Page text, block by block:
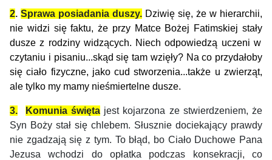
2. Sprawa posiadania duszy. Dziwię się, że w hierarchii,
nie widzi się faktu, że ​​przy Matce Bożej Fatimskiej stały
dusze z rodziny widzących. Niech odpowiedzą uczeni w
czytaniu i pisaniu...skąd się tam wzięły? Na co przydałoby
się ciało fizyczne, jako cud stworzenia...także u zwierząt,
ale tylko my mamy nieśmiertelne dusze.
3. Komunia świętajest kojarzona ze stwierdzeniem, że
Syn Boży stał się chlebem. Słusznie dociekający prawdy
nie zgadzają się z tym. To błąd, bo Ciało Duchowe Pana
Jezusa wchodzi do opłatka podczas konsekracji, co